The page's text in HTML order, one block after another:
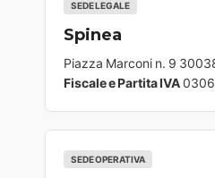
SEDE LEGALE
Spinea
Piazza Marconi n. 9
Fiscale e Partita IVA
SEDE OPERATIVA